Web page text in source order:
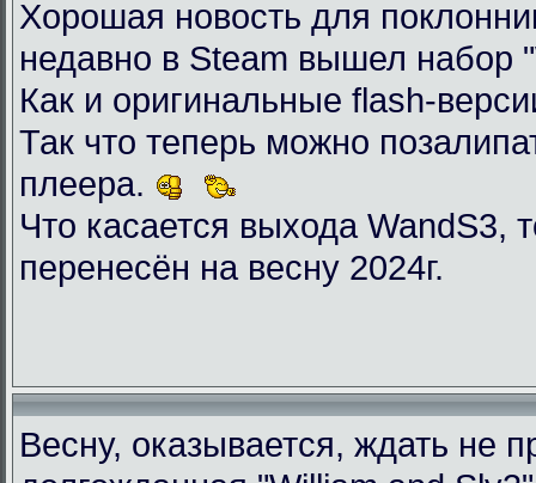
Хорошая новость для
недавно в Steam вышел набор
Как и оригинальные flash-
Так что теперь можно
плеера.
Что касается выхода WandS3,
перенесён на весну 2024г.
Весну, оказывается, ждать не